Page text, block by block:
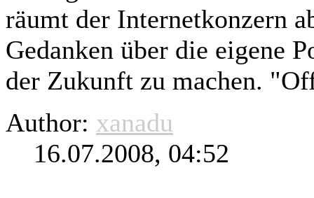
räumt der Internetkonzern
Gedanken über die eigene
der Zukunft zu machen.
Author: xanadu
16.07.2008, 04:52